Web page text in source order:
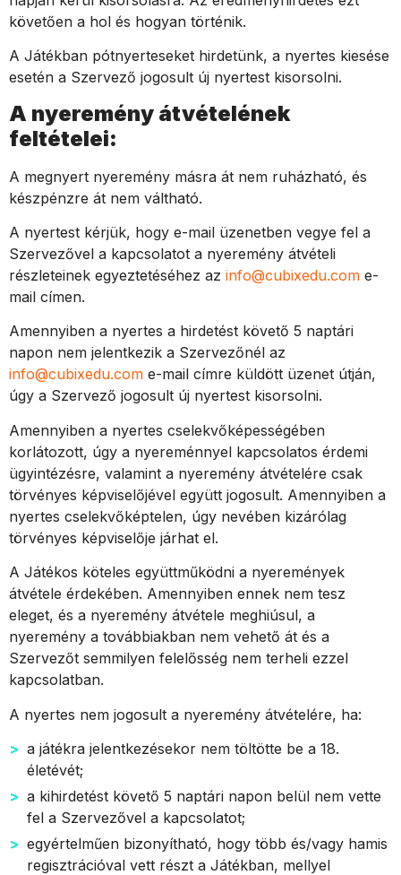
követően a hol és hogyan történik.
A Játékban pótnyerteseket hirdetünk, a nyertes kiesése
esetén a Szervező jogosult új nyertest kisorsolni.
A nyeremény átvételének
feltételei:
A megnyert nyeremény másra át nem ruházható, és
készpénzre át nem váltható.
A nyertest kérjük, hogy e-mail üzenetben vegye fel a
Szervezővel a kapcsolatot a nyeremény átvételi
részleteinek egyeztetéséhez az info@cubixedu.com e-
mail címen.
Amennyiben a nyertes a hirdetést követő 5 naptári
napon nem jelentkezik a Szervezőnél az
info@cubixedu.com e-mail címre küldött üzenet útján,
úgy a Szervező jogosult új nyertest kisorsolni.
Amennyiben a nyertes cselekvőképességében
korlátozott, úgy a nyereménnyel kapcsolatos érdemi
ügyintézésre, valamint a nyeremény átvételére csak
törvényes képviselőjével együtt jogosult. Amennyiben a
nyertes cselekvőképtelen, úgy nevében kizárólag
törvényes képviselője járhat el.
A Játékos köteles együttműködni a nyeremények
átvétele érdekében. Amennyiben ennek nem tesz
eleget, és a nyeremény átvétele meghiúsul, a
nyeremény a továbbiakban nem vehető át és a
Szervezőt semmilyen felelősség nem terheli ezzel
kapcsolatban.
A nyertes nem jogosult a nyeremény átvételére, ha:
a játékra jelentkezésekor nem töltötte be a 18.
életévét;
a kihirdetést követő 5 naptári napon belül nem vette
fel a Szervezővel a kapcsolatot;
egyértelműen bizonyítható, hogy több és/vagy hamis
regisztrációval vett részt a Játékban, mellyel